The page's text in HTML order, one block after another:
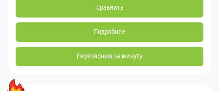
Сравнить
Подробнее
Перезвоним за минуту